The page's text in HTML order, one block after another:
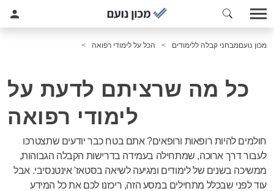
מכון נועםמבחני קבלה ללימודים הכל על לימודי רפואה
כל מה שרציתם לדעת על
לימודי רפואה
חולמים להיות רופאות ורופאים? אתם בטח כבר יודעים שתצטרכו
לעבור דרך ארוכה, שמתחילה בעמידה בדרישות הקבלה הגבוהות,
ממשיכה בשנים של לימודים ומגיעה לשיאה בסטאז' אינטנסיבי. אבל
עוד לפני שבכלל מתחילים במסע הזה, ריכזנו לכם את כל המידע